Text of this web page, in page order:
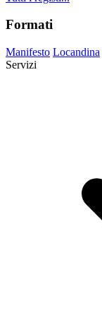
Formati
Manifesto Locandina
Servizi